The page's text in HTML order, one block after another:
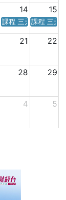
14 15
課程 三天／六天 時
課程 三天
21 22
28 29
4 5